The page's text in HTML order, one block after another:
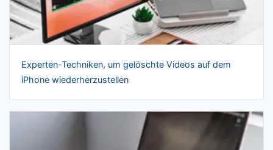
Experten-Techniken, um gelöschte Videos auf dem
iPhone wiederherzustellen